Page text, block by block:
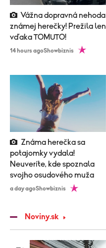
Vážna dopravná nehoda
známej herečky! Prežila len
vďaka TOMUTO!
14 hours agoShowbiznis
potajomky vydala!
Neuveríte, kde spoznala
svojho osudového muža
a day agoShowbiznis
Noviny.sk